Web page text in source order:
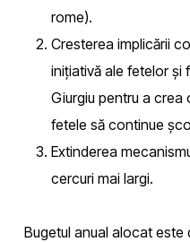
rome).
Cresterea implicării
inițiativă ale fetelor și
Giurgiu pentru a crea
fetele să continue
Extinderea
cercuri mai largi.
Bugetul anual alocat